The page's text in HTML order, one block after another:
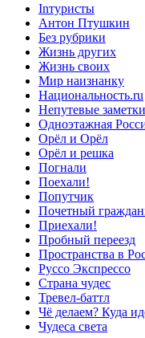
Inтуристы
Антон Птушкин
Без рубрики
Жизнь других
Жизнь своих
Мир наизнанку
Национальность.ru
Непутевые заметки
Одноэтажная
Орёл и Орёл
Орёл и решка
Погнали
Поехали!
Попутчик
Почетный
Приехали!
Пробный переезд
Пространства в
Руссо Экспрессо
Страна чудес
Тревел-баттл
Чё делаем? Куда
Чудеса света